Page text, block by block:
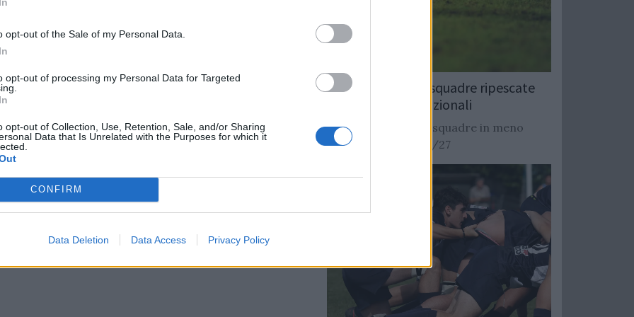
opt-out of the Sale of my Personal Data.
opt-out of processing my Personal Data for Targeted
opt-out of Collection, Use, Retention, Sale, and/or Sharing
Data that Is Unrelated with the Purposes for which it
CONFIRM
Data Deletion Data Access Privacy Policy
dei Wallabies contro l'Italia
massiccio turn over che ha indebolito
del passato. Rennie è originario delle
Rugby con i Waikato Chiefs, è l'attuale
Kobe Steelers, terzi in classifica, dove
Rugby: Record di squadre ripescate
nei campionati nazionali
Si stimano oltre 20 squadre in meno
dalla stagione 2026/27